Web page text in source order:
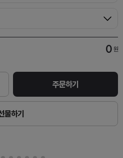
0 원
주문하기
물하기